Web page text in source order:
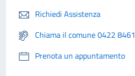
Richiedi Assistenza
Chiama il comune 0422 8461
Prenota un appuntamento